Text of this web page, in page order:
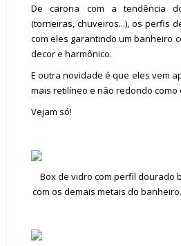
De carona com a tendência
(torneiras, chuveiros...), os perfis
com eles garantindo um banheiro
decor e harmônico.
E outra novidade é que eles vem
mais retilíneo e não redondo como
Vejam só!
Box de vidro com perfil dourado
com os demais metais do